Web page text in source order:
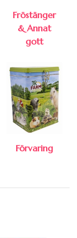
Fröstänger
& Annat
gott
Förvaring